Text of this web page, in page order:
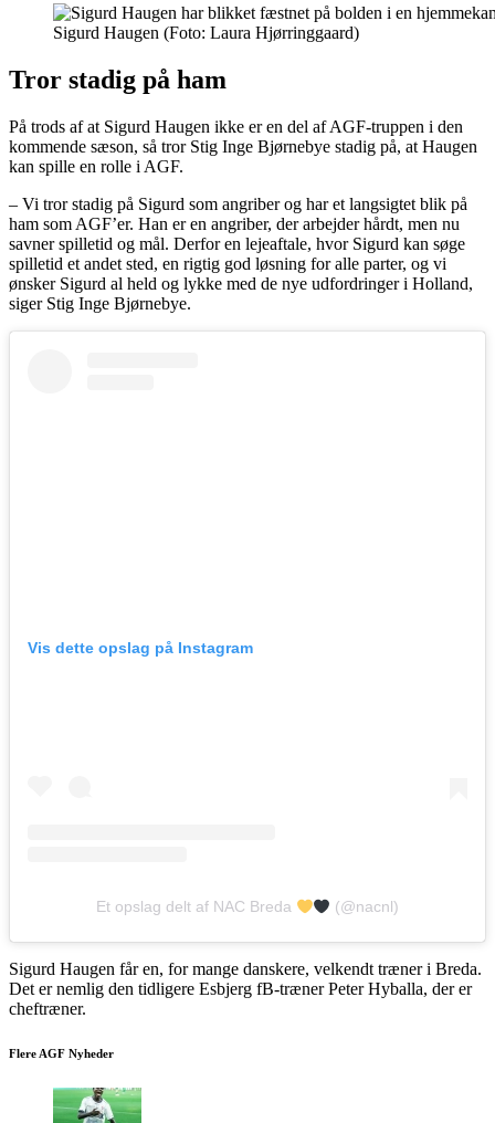
Sigurd Haugen (Foto: Laura Hjørringgaard)
Tror stadig på ham
På trods af at Sigurd Haugen ikke er en del af AGF-truppen i den
kommende sæson, så tror Stig Inge Bjørnebye stadig på, at Haugen
kan spille en rolle i AGF.
– Vi tror stadig på Sigurd som angriber og har et langsigtet blik på
ham som AGF’er. Han er en angriber, der arbejder hårdt, men nu
savner spilletid og mål. Derfor en lejeaftale, hvor Sigurd kan søge
spilletid et andet sted, en rigtig god løsning for alle parter, og vi
ønsker Sigurd al held og lykke med de nye udfordringer i Holland,
siger Stig Inge Bjørnebye.
Vis dette opslag på Instagram
Et opslag delt af NAC Breda (@nacnl)
Sigurd Haugen får en, for mange danskere, velkendt træner i Breda.
Det er nemlig den tidligere Esbjerg fB-træner Peter Hyballa, der er
cheftræner.
Flere AGF Nyheder